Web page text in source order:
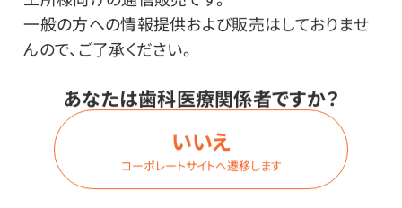
一般の方への情報提供および販売はしておりませ
んので、ご了承ください。
あなたは歯科医療関係者ですか？
いいえ
コーポレートサイトへ遷移します
ドリテック
その他
●中国製
●材質／ABS樹脂